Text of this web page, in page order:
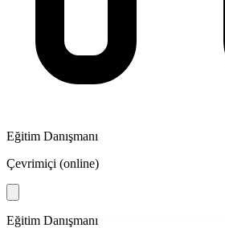
Eğitim Danışmanı
Çevrimiçi (online)
Eğitim Danışmanı